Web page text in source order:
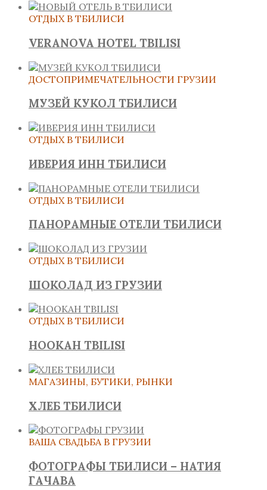
ОТДЫХ В ТБИЛИСИ
VERANOVA HOTEL TBILISI
ДОСТОПРИМЕЧАТЕЛЬНОСТИ ГРУЗИИ
МУЗЕЙ КУКОЛ ТБИЛИСИ
ОТДЫХ В ТБИЛИСИ
ИВЕРИЯ ИНН ТБИЛИСИ
ОТДЫХ В ТБИЛИСИ
ПАНОРАМНЫЕ ОТЕЛИ ТБИЛИСИ
ОТДЫХ В ТБИЛИСИ
ШОКОЛАД ИЗ ГРУЗИИ
ОТДЫХ В ТБИЛИСИ
HOOKAH TBILISI
МАГАЗИНЫ, БУТИКИ, РЫНКИ
ХЛЕБ ТБИЛИСИ
ВАША СВАДЬБА В ГРУЗИИ
ФОТОГРАФЫ ТБИЛИСИ – НАТИЯ
ГАЧАВА